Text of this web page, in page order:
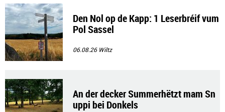
Den Nol op de Kapp: 1 Leserbréif vum
Pol Sassel
06.08.26 Wiltz
An der decker Summerhëtzt mam Sn
uppi bei Donkels